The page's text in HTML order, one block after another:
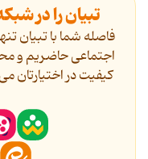
تبیان را در
فاصله شما با تبیان
اجتماعی حاضریم و
کیفیت در اختیارتان